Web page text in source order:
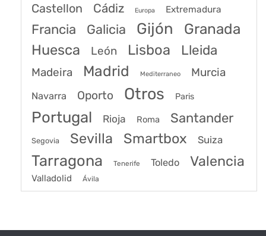
Castellon Cádiz Europa Extremadura
Francia Galicia Gijón Granada
Huesca León Lisboa Lleida
Madeira Madrid Mediterraneo Murcia
Navarra Oporto Otros Paris
Portugal Rioja Roma Santander
Segovia Sevilla Smartbox Suiza
Tarragona Tenerife Toledo Valencia
Valladolid Ávila